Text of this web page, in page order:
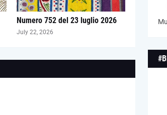
Numero 752 del 23 luglio 2026
July 22, 2026